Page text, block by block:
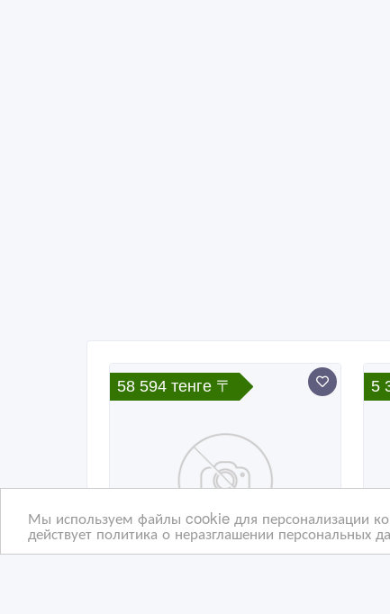
Мы используем файлы cookie для персонализации
действует политика о неразглашении
58 594 тенге 〒 5